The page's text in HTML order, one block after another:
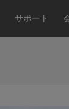
サポート